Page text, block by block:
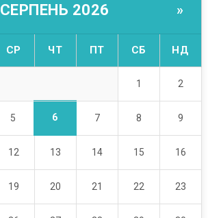
СЕРПЕНЬ 2026 »
СР ЧТ ПТ СБ НД
1 2
5 6 7 8 9
12 13 14 15 16
19 20 21 22 23